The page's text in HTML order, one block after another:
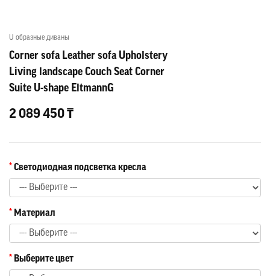
U образные диваны
Corner sofa Leather sofa Upholstery
Living landscape Couch Seat Corner
Suite U-shape EltmannG
2 089 450 ₸
Светодиодная подсветка кресла
Материал
Выберите цвет